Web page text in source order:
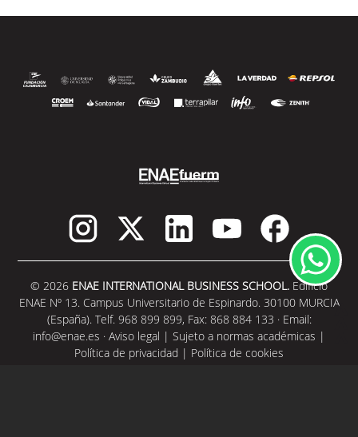
© 2026 ENAE INTERNATIONAL BUSINESS SCHOOL. Edificio
ENAE Nº 13. Campus Universitario de Espinardo. 30100 MURCIA
(España). Telf. 968 899 899, Fax: 868 884 133 · Email:
info@enae.es · Aviso legal | Sujeto a normas académicas |
Política de privacidad | Política de cookies